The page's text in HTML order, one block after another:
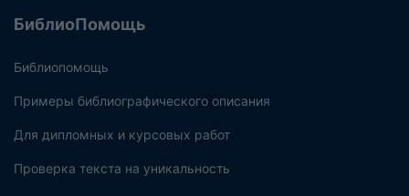
БиблиоПомощь
Библиопомощь
Примеры библиографического описания
Для дипломных и курсовых работ
Проверка текста на уникальность